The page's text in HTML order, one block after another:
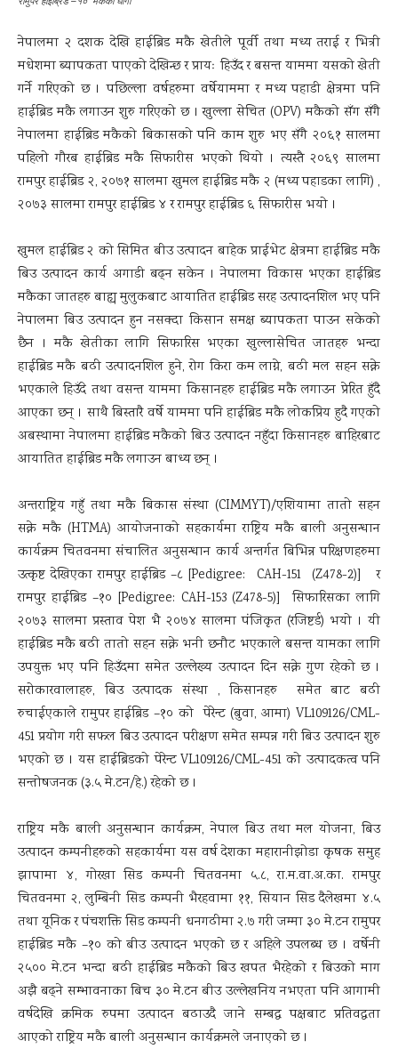
नेपालमा २ दशक देखि हाईब्रिड मकै खेतीले पूर्वी तथा मध्य तराई र भित्री
मधेशमा ब्यापकता पाएको देखिन्छ र प्रायः हिउँद र बसन्त याममा यसको खेती
गर्ने गरिएको छ । पछिल्ला वर्षहरुमा वर्षेयाममा र मध्य पहाडी क्षेत्रमा पनि
हाईब्रिड मकै लगाउन शुरु गरिएको छ । खुल्ला सेचित (OPV) मकैको सँग सँगै
नेपालमा हाईब्रिड मकैको बिकासको पनि काम शुरु भए सँगै २०६१ सालमा
पहिलो गौरब हाईब्रिड मकै सिफारीस भएको थियो । त्यस्तै २०६९ सालमा
रामपुर हाईब्रिड २, २०७१ सालमा खुमल हाईब्रिड मकै २ (मध्य पहाडका लागि) ,
२०७३ सालमा रामपुर हाईब्रिड ४ र रामपुर हाईब्रिड ६ सिफारीस भयो ।
खुमल हाईब्रिड २ को सिमित बीउ उत्पादन बाहेक प्राईभेट क्षेत्रमा हाईब्रिड मकै
बिउ उत्पादन कार्य अगाडी बढ्न सकेन । नेपालमा विकास भएका हाईब्रिड
मकैका जातहरु बाह्य मुलुकबाट आयातित हाईब्रिड सरह उत्पादनशिल भए पनि
नेपालमा बिउ उत्पादन हुन नसक्दा किसान समक्ष ब्यापकता पाउन सकेको
छैन । मकै खेतीका लागि सिफारिस भएका खुल्लासेचित जातहरु भन्दा
हाईब्रिड मकै बढी उत्पादनशिल हुने, रोग किरा कम लाग्ने, बढी मल सहन सक्ने
भएकाले हिउँदे तथा वसन्त याममा किसानहरु हाईब्रिड मकै लगाउन प्रेरित हुँदै
आएका छन् । साथै बिस्तारै वर्षे याममा पनि हाईब्रिड मकै लोकप्रिय हुदै गएको
अबस्थामा नेपालमा हाईब्रिड मकैको बिउ उत्पादन नहुँदा किसानहरु बाहिरबाट
आयातित हाईब्रिड मकै लगाउन बाध्य छन् ।
अन्तराष्ट्रिय गहुँ तथा मकै बिकास संस्था (CIMMYT)/एशियामा तातो सहन
सक्ने मकै (HTMA) आयोजनाको सहकार्यमा राष्ट्रिय मकै बाली अनुसन्धान
कार्यक्रम चितवनमा संचालित अनुसन्धान कार्य अन्तर्गत बिभिन्न परिक्षणहरुमा
उत्कृष्ट देखिएका रामपुर हाईब्रिड –८ [Pedigree: CAH-151 (Z478-2)] र
रामपुर हाईब्रिड –१० [Pedigree: CAH-153 (Z478-5)] सिफारिसका लागि
२०७३ सालमा प्रस्ताव पेश भै २०७४ सालमा पंजिकृत (रजिष्टर्ड) भयो । यी
हाईब्रिड मकै बढी तातो सहन सक्ने भनी छनौट भएकाले बसन्त यामका लागि
उपयुक्त भए पनि हिउँदमा समेत उल्लेख्य उत्पादन दिन सक्ने गुण रहेको छ ।
सरोकारवालाहरु, बिउ उत्पादक संस्था , किसानहरु समेत बाट बढी
रुचाईएकाले रामुपर हाईब्रिड –१० को पेरेन्ट (बुवा, आमा) VL109126/CML-
451 प्रयोग गरी सफल बिउ उत्पादन परीक्षण समेत सम्पन्न गरी बिउ उत्पादन शुरु
भएको छ । यस हाईब्रिडको पेरेन्ट VL109126/CML-451 को उत्पादकत्व पनि
सन्तोषजनक (३.५ मे.टन/हे.) रहेको छ ।
राष्ट्रिय मकै बाली अनुसन्धान कार्यक्रम, नेपाल बिउ तथा मल योजना, बिउ
उत्पादन कम्पनीहरुको सहकार्यमा यस वर्ष देशका महारानीझोडा कृषक समुह
झापामा ४, गोरखा सिड कम्पनी चितवनमा ५.८, रा.म.वा.अ.का. रामपुर
चितवनमा २, लुम्बिनी सिड कम्पनी भैरहवामा ११, सियान सिड दैलेखमा ४.५
तथा यूनिक र पंचशक्ति सिड कम्पनी धनगढीमा २.७ गरी जम्मा ३० मे.टन रामुपर
हाईब्रिड मकै –१० को बीउ उत्पादन भएको छ र अहिले उपलब्ध छ । वर्षेनी
२५०० मे.टन भन्दा बढी हाईब्रिड मकैको बिउ खपत भैरहेको र बिउको माग
अझै बढ्ने सम्भावनाका बिच ३० मे.टन बीउ उल्लेखनिय नभएता पनि आगामी
वर्षदेखि क्रमिक रुपमा उत्पादन बढाउदै जाने सम्बद्ध पक्षबाट प्रतिवद्धता
आएको राष्ट्रिय मकै बाली अनुसन्धान कार्यक्रमले जनाएको छ ।